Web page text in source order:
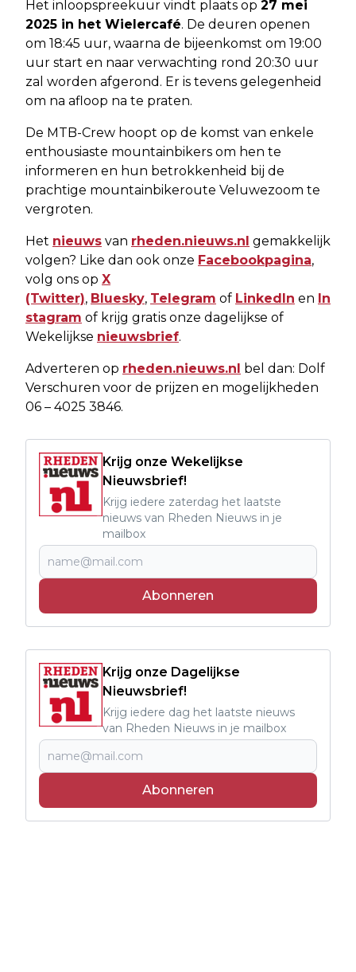
Het inloopspreekuur vindt plaats op 27 mei
2025 in het Wielercafé. De deuren openen
om 18:45 uur, waarna de bijeenkomst om 19:00
uur start en naar verwachting rond 20:30 uur
zal worden afgerond. Er is tevens gelegenheid
om na afloop na te praten.
De MTB-Crew hoopt op de komst van enkele
enthousiaste mountainbikers om hen te
informeren en hun betrokkenheid bij de
prachtige mountainbikeroute Veluwezoom te
vergroten.
Het nieuws van rheden.nieuws.nl gemakkelijk
volgen? Like dan ook onze Facebookpagina,
volg ons op X
(Twitter), Bluesky, Telegram of LinkedIn en In
stagram of krijg gratis onze dagelijkse of
Wekelijkse nieuwsbrief.
Adverteren op rheden.nieuws.nl bel dan: Dolf
Verschuren voor de prijzen en mogelijkheden
06 – 4025 3846.
Krijg onze Wekelijkse
Nieuwsbrief!
Krijg iedere zaterdag het laatste
nieuws van Rheden Nieuws in je
mailbox
Abonneren
Krijg onze Dagelijkse
Nieuwsbrief!
Krijg iedere dag het laatste nieuws
van Rheden Nieuws in je mailbox
Abonneren